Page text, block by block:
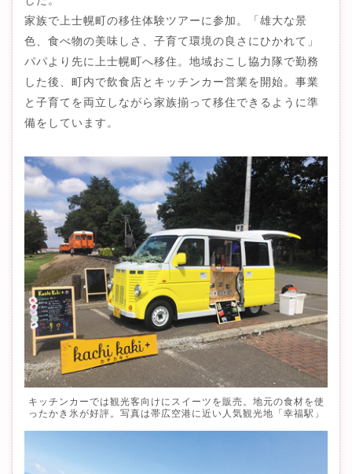
家族で上士幌町の移住体験ツアーに参加。「雄大な景
色、食べ物の美味しさ、子育て環境の良さにひかれて」
パパより先に上士幌町へ移住。地域おこし協力隊で勤務
した後、町内で飲食店とキッチンカー営業を開始。事業
と子育てを両立しながら家族揃って移住できるように準
備をしています。
キッチンカーでは観光客向けにスイーツを販売。地元の食材を使
ったかき氷が好評。写真は帯広空港に近い人気観光地「幸福駅」